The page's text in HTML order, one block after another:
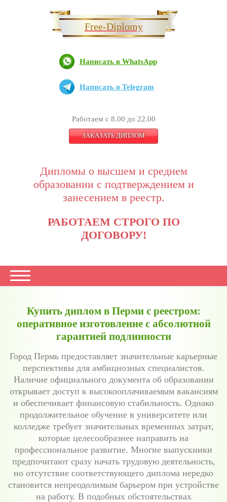
Free-Diplomy
Написать в WhatsApp
Написать в Telegram
Работаем с 8.00 до 22.00
ЗАКАЗАТЬ ДИПЛОМ
Дипломы о высшем и среднем
образовании с подтверждением и
занесением в реестр.
РАБОТАЕМ СТРОГО ПО
ДОГОВОРУ!
Купить диплом в Перми с реестром:
оперативное изготовление с абсолютной
гарантией подлинности
Город Пермь предоставляет значительные карьерные
перспективы для амбициозных специалистов.
Наличие официального документа об образовании
открывает доступ к высокооплачиваемым вакансиям
и обеспечивает финансовую стабильность. Однако
продолжительное обучение в университете или
колледже требует значительных временных затрат,
которые целесообразнее направить на
профессиональное развитие. Многие выпускники
предпочитают сразу начать трудовую деятельность,
но отсутствие соответствующего диплома нередко
становится непреодолимым барьером при устройстве
на работу. В подобных обстоятельствах